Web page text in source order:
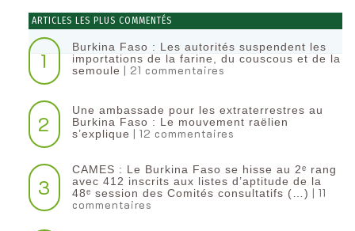
ARTICLES LES PLUS COMMENTÉS
1
Burkina Faso : Les autorités suspendent les
importations de la farine, du couscous et de la
semoule | 21 commentaires
2
Une ambassade pour les extraterrestres au
Burkina Faso : Le mouvement raëlien
s’explique | 12 commentaires
3
CAMES : Le Burkina Faso se hisse au 2ᵉ rang
avec 412 inscrits aux listes d’aptitude de la
48ᵉ session des Comités consultatifs (…) | 11
commentaires